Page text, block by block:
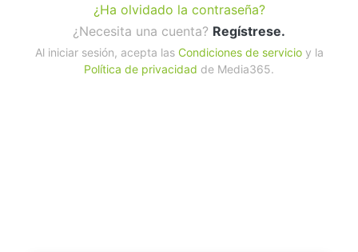
¿Ha olvidado la contraseña?
¿Necesita una cuenta? Regístrese.
Al iniciar sesión, acepta las Condiciones de servicioy la
Política de privacidad de Media365.